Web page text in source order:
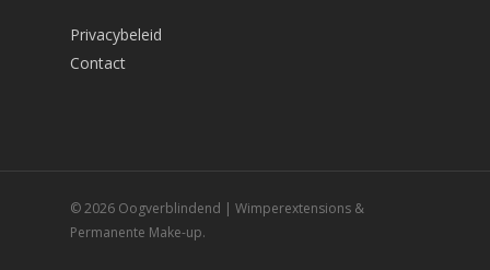
Privacybeleid
Contact
© 2026 Oogverblindend | Wimperextensions &
Permanente Make-up.